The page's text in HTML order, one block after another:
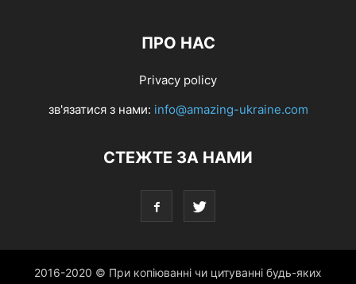
ПРО НАС
Privacy policy
зв'язатися з нами: info@amazing-ukraine.com
СТЕЖТЕ ЗА НАМИ
2016-2020 © При копіюванні чи цитуванні будь-яких